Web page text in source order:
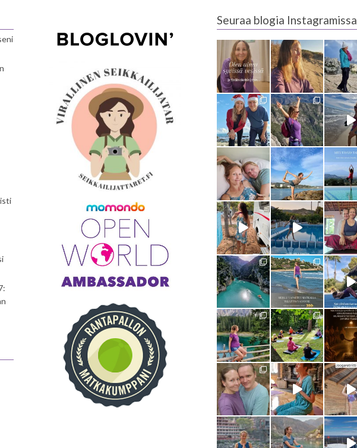
Seuraa blogia Instagramissa